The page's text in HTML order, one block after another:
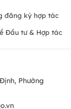
đăng ký hợp tác
Đầu tư & Hợp tác
Phường